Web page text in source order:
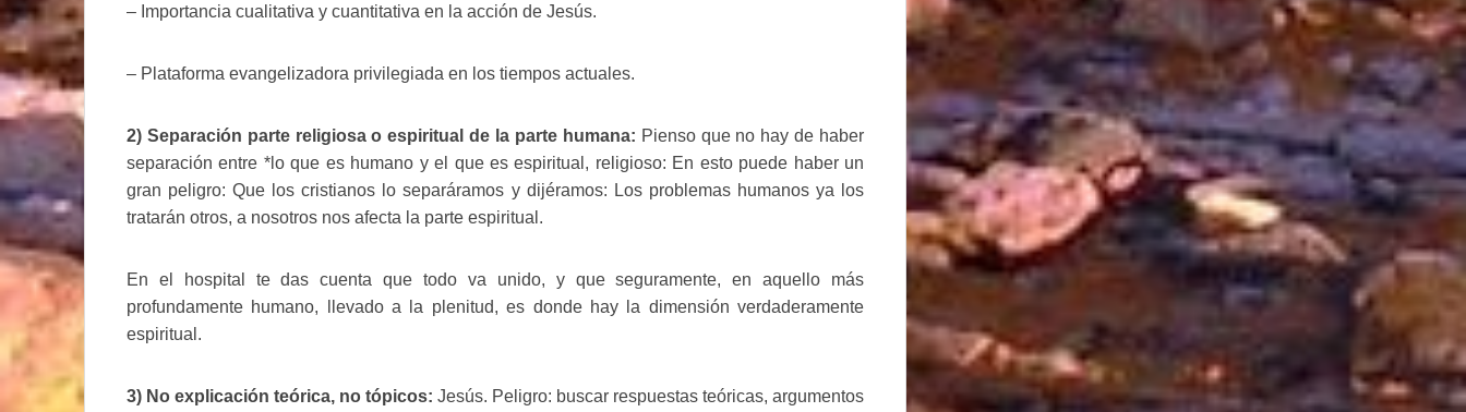
– Importancia cualitativa y cuantitativa en la acción de Jesús.
– Plataforma evangelizadora privilegiada en los tiempos actuales.
2) Separación parte religiosa o espiritual de la parte humana: Pienso que no hay de haber
separación entre *lo que es humano y el que es espiritual, religioso: En esto puede haber un
gran peligro: Que los cristianos lo separáramos y dijéramos: Los problemas humanos ya los
tratarán otros, a nosotros nos afecta la parte espiritual.
En el hospital te das cuenta que todo va unido, y que seguramente, en aquello más
profundamente humano, llevado a la plenitud, es donde hay la dimensión verdaderamente
espiritual.
3) No explicación teórica, no tópicos: Jesús. Peligro: buscar respuestas teóricas, argumentos